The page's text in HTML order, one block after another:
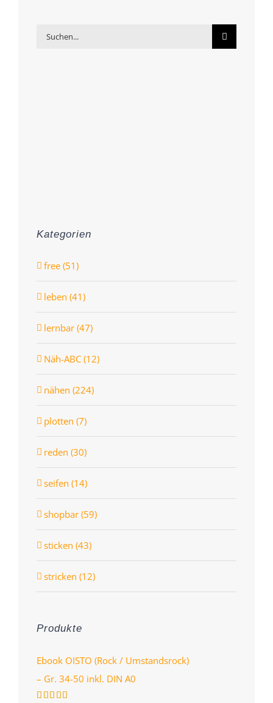
Suche
Kategorien
free (51)
leben (41)
lernbar (47)
Näh-ABC (12)
nähen (224)
plotten (7)
reden (30)
seifen (14)
shopbar (59)
sticken (43)
stricken (12)
Produkte
Ebook OISTO (Rock / Umstandsrock)
– Gr. 34-50 inkl. DIN A0